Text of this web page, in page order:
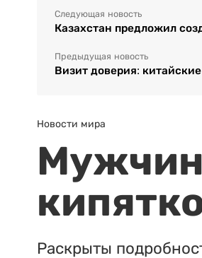
Следующая новость
Казахстан предложил
Предыдущая новость
Визит доверия:
Новости мира
Раскрыты